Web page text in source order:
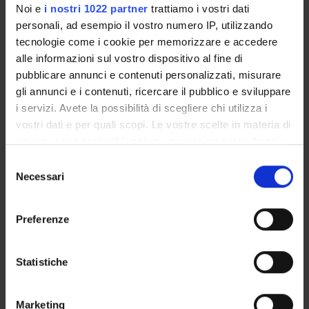
Noi e i nostri 1022 partner trattiamo i vostri dati
personali, ad esempio il vostro numero IP, utilizzando
tecnologie come i cookie per memorizzare e accedere
alle informazioni sul vostro dispositivo al fine di
pubblicare annunci e contenuti personalizzati, misurare
gli annunci e i contenuti, ricercare il pubblico e sviluppare
i servizi. Avete la possibilità di scegliere chi utilizza i
vostri dati e per quali scopi. Le vostre scelte in materia di
modificare o revocare il proprio consenso in qualsiasi
momento dalla Dichiarazione sui cookie o facendo clic
raccogliere informazioni sulla tua posizione
geografica, con un'approssimazione di qualche
delNecessari
Preferenze
Statistiche
Marketing
COLLABORATORI ESTERNI
University Hospital Meyer Firenze
University Hospital Meyer Firenze
RESEARCH AREAS INVOLVED IN THE PROJECT
RESEARCH AREAS